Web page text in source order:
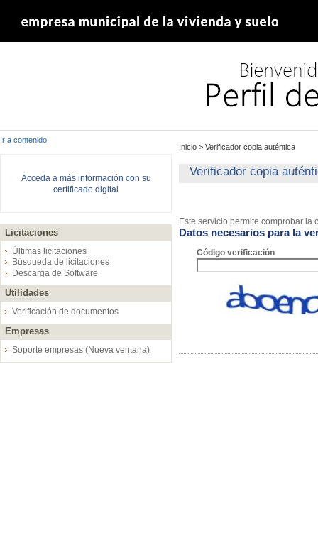
Ir a contenido
Acceda a más información con su
certificado digital
Licitaciones
Últimas licitaciones
Búsqueda de licitaciones
Descarga de Software
Utilidades
Verificación de documentos
Empresas
Soporte empresas (Nueva ventana)
Inicio > Verificador copia auténtica
Verificador copia
Este servicio permite comprobar
Datos necesarios para la
Código verificación